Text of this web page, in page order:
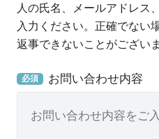
人の氏名、メールアドレス
入力ください。正確でない
返事できないことがござい
必須 お問い合わせ内容